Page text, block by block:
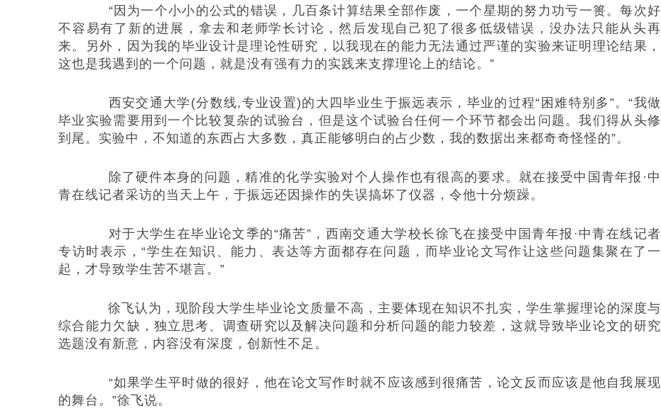
“因为一个小小的公式的错误，几百条计算结果全部作废，一个星期的努力功亏一篑。每次好
不容易有了新的进展，拿去和老师学长讨论，然后发现自己犯了很多低级错误，没办法只能从头再
来。另外，因为我的毕业设计是理论性研究，以我现在的能力无法通过严谨的实验来证明理论结果，
这也是我遇到的一个问题，就是没有强有力的实践来支撑理论上的结论。”
西安交通大学(分数线,专业设置)的大四毕业生于振远表示，毕业的过程“困难特别多”。“我做
毕业实验需要用到一个比较复杂的试验台，但是这个试验台任何一个环节都会出问题。我们得从头修
到尾。实验中，不知道的东西占大多数，真正能够明白的占少数，我的数据出来都奇奇怪怪的”。
除了硬件本身的问题，精准的化学实验对个人操作也有很高的要求。就在接受中国青年报·中
青在线记者采访的当天上午，于振远还因操作的失误搞坏了仪器，令他十分烦躁。
对于大学生在毕业论文季的“痛苦”，西南交通大学校长徐飞在接受中国青年报·中青在线记者
专访时表示，“学生在知识、能力、表达等方面都存在问题，而毕业论文写作让这些问题集聚在了一
起，才导致学生苦不堪言。”
徐飞认为，现阶段大学生毕业论文质量不高，主要体现在知识不扎实，学生掌握理论的深度与
综合能力欠缺，独立思考、调查研究以及解决问题和分析问题的能力较差，这就导致毕业论文的研究
选题没有新意，内容没有深度，创新性不足。
“如果学生平时做的很好，他在论文写作时就不应该感到很痛苦，论文反而应该是他自我展现
的舞台。”徐飞说。